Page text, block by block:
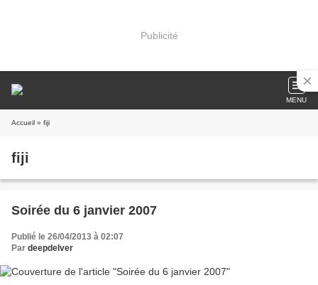
Publicité
MENU
Accueil » fiji
fiji
Soirée du 6 janvier 2007
Publié le 26/04/2013 à 02:07
Par deepdelver